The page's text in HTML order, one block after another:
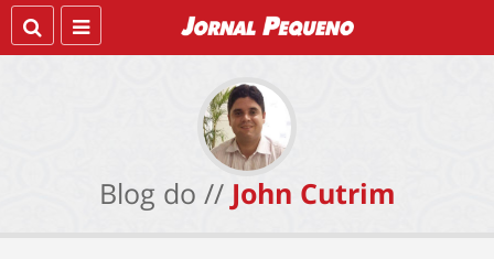
Blog do // John Cutrim